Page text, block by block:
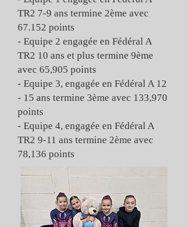
TR2 7-9 ans termine 2ème avec
67.152 points
- Equipe 2 engagée en Fédéral A
TR2 10 ans et plus termine 9ème
avec 65,905 points
- Equipe 3, engagée en Fédéral A 12
- 15 ans termine 3ème avec 133,970
points
- Equipe 4, engagée en Fédéral A
TR2 9-11 ans termine 2ème avec
78,136 points